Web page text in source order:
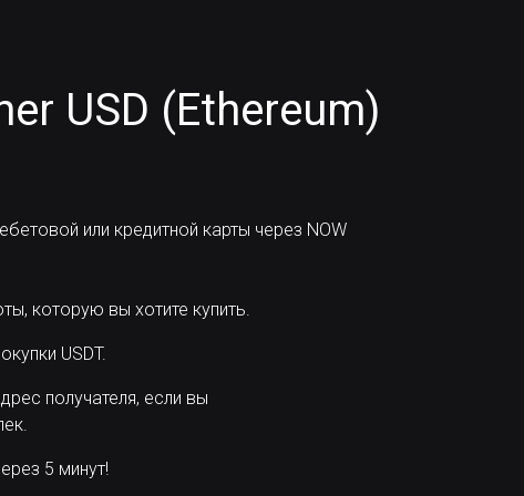
USD (Ethereum)
или кредитной карты через NOW
которую вы хотите купить.
USDT.
получателя, если вы
5 минут!